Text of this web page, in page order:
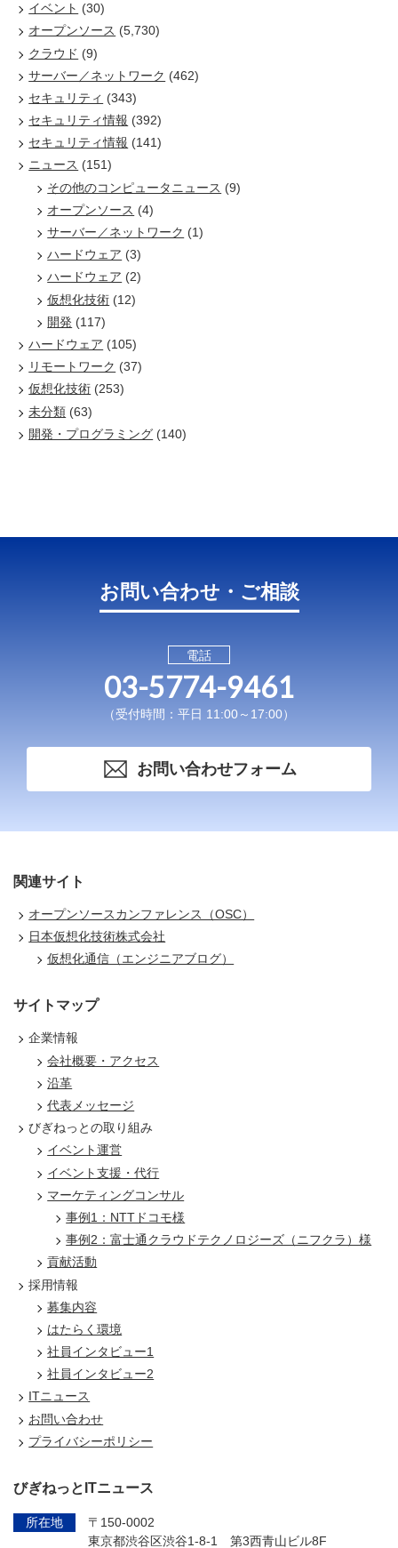
イベント (30)
オープンソース (5,730)
クラウド (9)
サーバー／ネットワーク (462)
セキュリティ (343)
セキュリティ情報 (392)
セキュリティ情報 (141)
ニュース (151)
その他のコンピュータニュース (9)
オープンソース (4)
サーバー／ネットワーク (1)
ハードウェア (3)
ハードウェア (2)
仮想化技術 (12)
開発 (117)
ハードウェア (105)
リモートワーク (37)
仮想化技術 (253)
未分類 (63)
開発・プログラミング (140)
お問い合わせ・ご相談
電話
03-5774-9461
（受付時間：平日 11:00～17:00）
お問い合わせフォーム
関連サイト
オープンソースカンファレンス（OSC）
日本仮想化技術株式会社
仮想化通信（エンジニアブログ）
サイトマップ
企業情報
会社概要・アクセス
沿革
代表メッセージ
びぎねっとの取り組み
イベント運営
イベント支援・代行
マーケティングコンサル
事例1：NTTドコモ様
事例2：富士通クラウドテクノロジーズ（ニフクラ）様
貢献活動
採用情報
募集内容
はたらく環境
社員インタビュー1
社員インタビュー2
ITニュース
お問い合わせ
プライバシーポリシー
びぎねっとITニュース
所在地
〒150-0002
東京都渋谷区渋谷1-8-1 第3西青山ビル8F